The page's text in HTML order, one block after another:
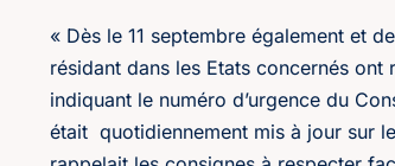
« Dès le 11 septembre également et
résidant dans les Etats concernés
indiquant le numéro d’urgence du
était quotidiennement mis à jour sur